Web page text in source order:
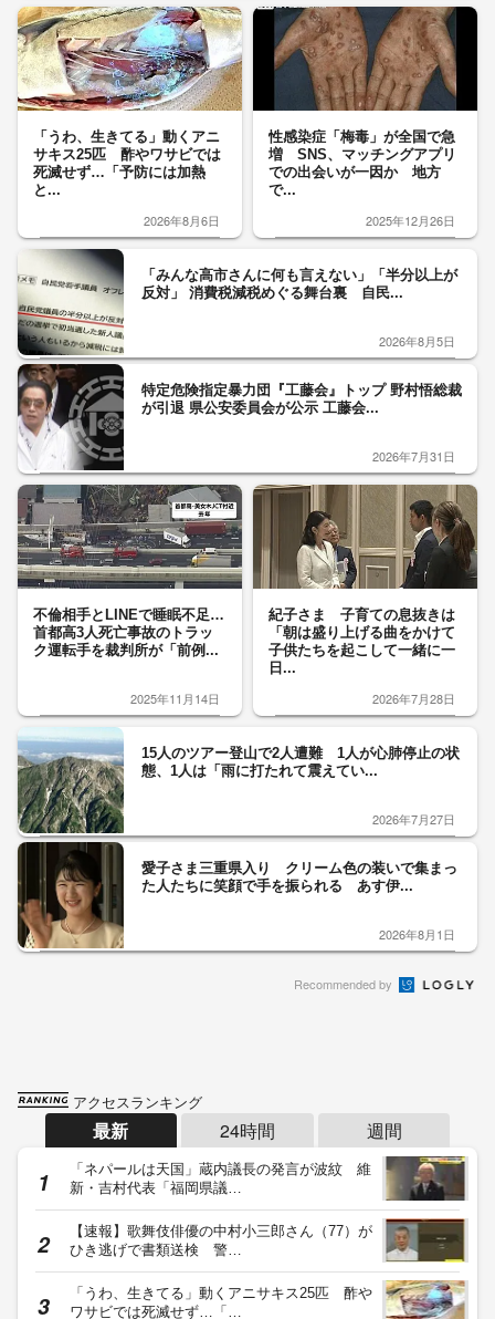
「うわ、生きてる」動くアニ
サキス25匹 酢やワサビでは
死滅せず…「予防には加熱
と...
2026年8月6日
性感染症「梅毒」が全国で急
増 SNS、マッチングアプリ
での出会いが一因か 地方
で...
2025年12月26日
「みんな高市さんに何も言えない」「半分以上が
反対」 消費税減税めぐる舞台裏 自民...
2026年8月5日
特定危険指定暴力団『工藤会』トップ 野村悟総裁
が引退 県公安委員会が公示 工藤会...
2026年7月31日
不倫相手とLINEで睡眠不足…
首都高3人死亡事故のトラッ
ク運転手を裁判所が「前例...
2025年11月14日
紀子さま 子育ての息抜きは
「朝は盛り上げる曲をかけて
子供たちを起こして一緒に一
日...
2026年7月28日
15人のツアー登山で2人遭難 1人が心肺停止の状
態、1人は「雨に打たれて震えてい...
2026年7月27日
愛子さま三重県入り クリーム色の装いで集まっ
た人たちに笑顔で手を振られる あす伊...
2026年8月1日
Recommended by
アクセスランキング
最新 24時間 週間
「ネパールは天国」蔵内議長の発言が波紋 維
新・吉村代表「福岡県議…
【速報】歌舞伎俳優の中村小三郎さん（77）が
ひき逃げで書類送検 警…
「うわ、生きてる」動くアニサキス25匹 酢や
ワサビでは死滅せず…「…